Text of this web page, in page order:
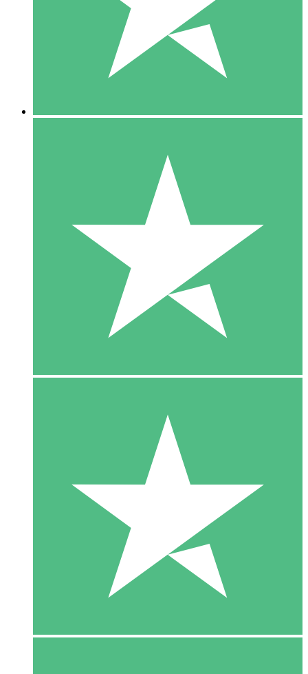
10 00
10 Downloads
20 00